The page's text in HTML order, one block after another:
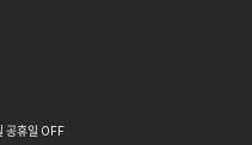
공휴일 OFF